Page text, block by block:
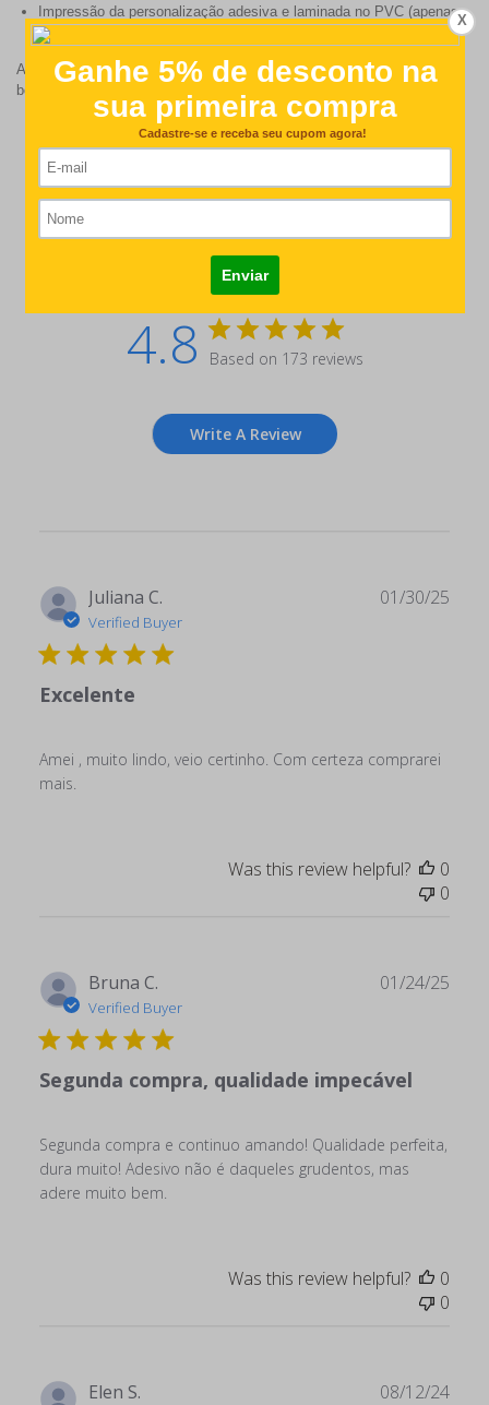
Impressão da personalização adesiva e laminada no PVC (apenas
na frente)
ATENÇÃO ! A alça de silicone é mais resistente que a alça corrente-
bolinha! Não puxar com força afim de evitar que elas arrebentem!
Customer Reviews
4.8 Based on 173 reviews
Write A Review
Juliana C.
Verified Buyer
Excelente
Amei , muito lindo, veio certinho. Com certeza comprarei
mais.
01/30/25
Was this review helpful?
0
0
Bruna C.
Verified Buyer
Segunda compra, qualidade impecável
Segunda compra e continuo amando! Qualidade perfeita,
dura muito! Adesivo não é daqueles grudentos, mas
adere muito bem.
01/24/25
Was this review helpful?
0
0
Elen S. 08/12/24
X